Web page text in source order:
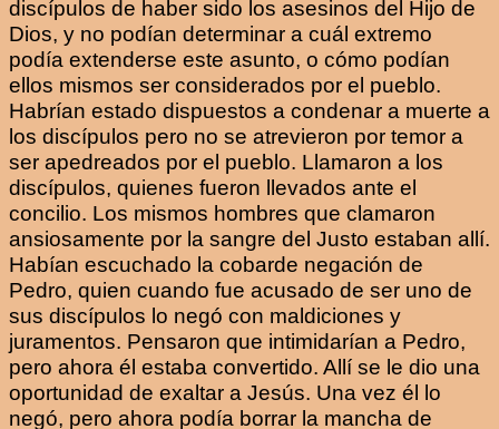
discípulos de haber sido los asesinos del Hijo de
Dios, y no podían determinar a cuál extremo
podía extenderse este asunto, o cómo podían
ellos mismos ser considerados por el pueblo.
Habrían estado dispuestos a condenar a muerte a
los discípulos pero no se atrevieron por temor a
ser apedreados por el pueblo. Llamaron a los
discípulos, quienes fueron llevados ante el
concilio. Los mismos hombres que clamaron
ansiosamente por la sangre del Justo estaban allí.
Habían escuchado la cobarde negación de
Pedro, quien cuando fue acusado de ser uno de
sus discípulos lo negó con maldiciones y
juramentos. Pensaron que intimidarían a Pedro,
pero ahora él estaba convertido. Allí se le dio una
oportunidad de exaltar a Jesús. Una vez él lo
negó, pero ahora podía borrar la mancha de